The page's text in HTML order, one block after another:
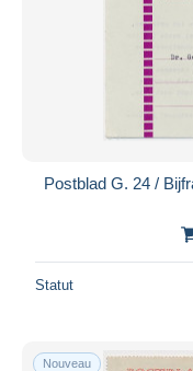
Postblad G. 24 /
Statut
Nouveau